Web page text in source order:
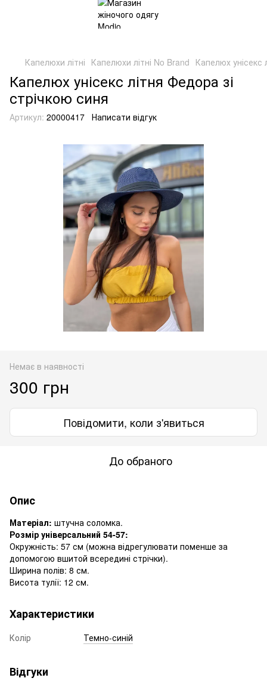
Капелюхи літні Капелюхи літні No Brand Капелюх унісекс
Капелюх унісекс літня Федора зі
стрічкою синя
Артикул: 20000417 Написати відгук
Немає в наявності
300 грн
Повідомити, коли з'явиться
До обраного
Опис
Матеріал: штучна соломка.
Розмір універсальний 54-57:
Окружність: 57 см (можна відрегулювати поменше за
допомогою вшитой всередині стрічки).
Ширина полів: 8 см.
Висота тулії: 12 см.
Характеристики
Колір Темно-синій
Відгуки